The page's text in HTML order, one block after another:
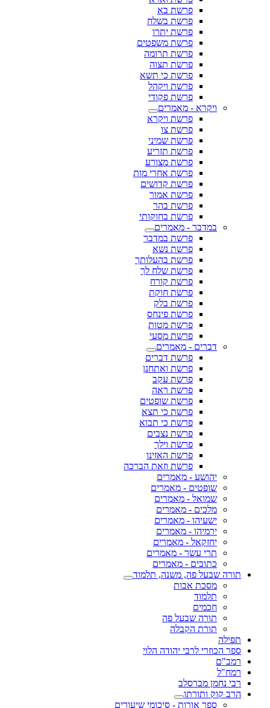
פרשת בא
פרשת בשלח
פרשת יתרו
פרשת משפטים
פרשת תרומה
פרשת תצוה
פרשת כי תשא
פרשת ויקהל
פרשת פקודי
ויקרא - מאמרים
פרשת ויקרא
פרשת צו
פרשת שמיני
פרשת תזריע
פרשת מצורע
פרשת אחרי מות
פרשת קדושים
פרשת אמור
פרשת בהר
פרשת בחוקותי
במדבר - מאמרים
פרשת במדבר
פרשת נשא
פרשת בהעלותך
פרשת שלח לך
פרשת קורח
פרשת חוקת
פרשת בלק
פרשת פינחס
פרשת מטות
פרשת מסעי
דברים - מאמרים
פרשת דברים
פרשת ואתחנן
פרשת עקב
פרשת ראה
פרשת שופטים
פרשת כי תצא
פרשת כי תבוא
פרשת נצבים
פרשת וילך
פרשת האזינו
פרשת וזאת הברכה
יהושע - מאמרים
שופטים - מאמרים
שמואל - מאמרים
מלכים - מאמרים
ישעיהו - מאמרים
ירמיהו - מאמרים
יחזקאל - מאמרים
תרי עשר - מאמרים
כתובים - מאמרים
תורה שבעל פה, משנה, תלמוד
מסכת אבות
תלמוד
חכמים
תורה שבעל פה
תורת הקבלה
תפילה
ספר הכוזרי לרבי יהודה הלוי
רמב"ם
רמח"ל
רבי נחמן מברסלב
הרב קוק ותורתו
ספר אורות - סיכומי שיעורים